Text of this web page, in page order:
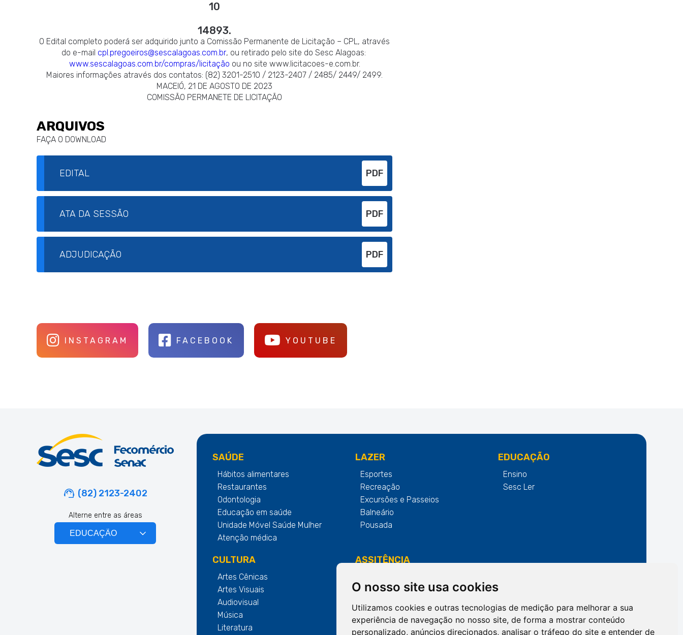
O nosso site usa cookies
Utilizamos cookies e outras tecnologias de medição para melhorar a sua
experiência de navegação no nosso site, de forma a mostrar conteúdo
personalizado, anúncios direcionados, analisar o tráfego do site e entender de
10
14893.
O Edital completo poderá ser adquirido junto a Comissão Permanente de Licitação – CPL, através
do e-mail cpl.pregoeiros@sescalagoas.com.br, ou retirado pelo site do Sesc Alagoas:
www.sescalagoas.com.br/compras/licitação ou no site www.licitacoes-e.com.br.
Maiores informações através dos contatos: (82) 3201-2510 / 2123-2407 / 2485/ 2449/ 2499.
MACEIÓ, 21 DE AGOSTO DE 2023
COMISSÃO PERMANETE DE LICITAÇÃO
ARQUIVOS
FAÇA O DOWNLOAD
EDITAL PDF
ATA DA SESSÃO PDF
ADJUDICAÇÃO PDF
INSTAGRAM FACEBOOK YOUTUBE
(82) 2123-2402
Alterne entre as áreas
SAÚDE
Hábitos alimentares
Restaurantes
Odontologia
Educação em saúde
Unidade Móvel Saúde Mulher
Atenção médica
LAZER
Esportes
Recreação
Excursões e Passeios
Balneário
Pousada
EDUCAÇÃO
Ensino
Sesc Ler
CULTURA
Artes Cênicas
Artes Visuais
Audiovisual
Música
Literatura
ASSITÊNCIA
Mesa Brasil